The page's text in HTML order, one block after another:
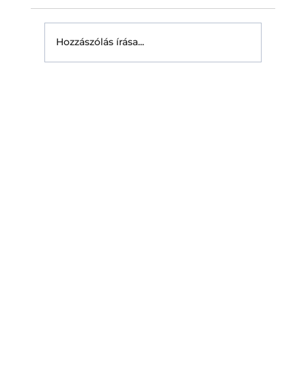
azonban csak a káreseménynél merül fel:
Hozzászólás írása...